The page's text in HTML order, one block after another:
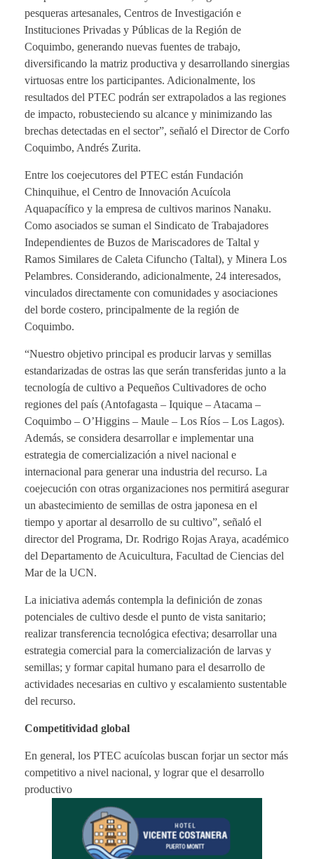
pesqueras artesanales, Centros de Investigación e
Instituciones Privadas y Públicas de la Región de
Coquimbo, generando nuevas fuentes de trabajo,
diversificando la matriz productiva y desarrollando sinergias
virtuosas entre los participantes. Adicionalmente, los
resultados del PTEC podrán ser extrapolados a las regiones
de impacto, robusteciendo su alcance y minimizando las
brechas detectadas en el sector”, señaló el Director de Corfo
Coquimbo, Andrés Zurita.
Entre los coejecutores del PTEC están Fundación
Chinquihue, el Centro de Innovación Acuícola
Aquapacífico y la empresa de cultivos marinos Nanaku.
Como asociados se suman el Sindicato de Trabajadores
Independientes de Buzos de Mariscadores de Taltal y
Ramos Similares de Caleta Cifuncho (Taltal), y Minera Los
Pelambres. Considerando, adicionalmente, 24 interesados,
vinculados directamente con comunidades y asociaciones
del borde costero, principalmente de la región de
Coquimbo.
“Nuestro objetivo principal es producir larvas y semillas
estandarizadas de ostras las que serán transferidas junto a la
tecnología de cultivo a Pequeños Cultivadores de ocho
regiones del país (Antofagasta – Iquique – Atacama –
Coquimbo – O’Higgins – Maule – Los Ríos – Los Lagos).
Además, se considera desarrollar e implementar una
estrategia de comercialización a nivel nacional e
internacional para generar una industria del recurso. La
coejecución con otras organizaciones nos permitirá asegurar
un abastecimiento de semillas de ostra japonesa en el
tiempo y aportar al desarrollo de su cultivo”, señaló el
director del Programa, Dr. Rodrigo Rojas Araya, académico
del Departamento de Acuicultura, Facultad de Ciencias del
Mar de la UCN.
La iniciativa además contempla la definición de zonas
potenciales de cultivo desde el punto de vista sanitario;
realizar transferencia tecnológica efectiva; desarrollar una
estrategia comercial para la comercialización de larvas y
semillas; y formar capital humano para el desarrollo de
actividades necesarias en cultivo y escalamiento sustentable
del recurso.
Competitividad global
En general, los PTEC acuícolas buscan forjar un sector más
competitivo a nivel nacional, y lograr que el desarrollo
productivo